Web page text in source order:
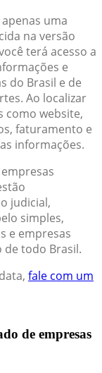
uma
na versão
terá acesso a
e
do Brasil e de
Ao localizar
como website,
faturamento e
informações.
judicial,
simples,
e empresas
de todo Brasil.
fale com um
de empresas